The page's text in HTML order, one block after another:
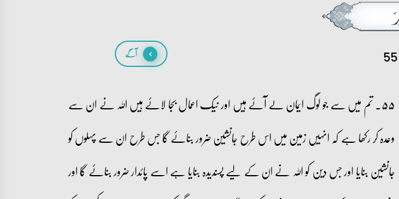
آگے
۵۵۔ تم میں سے جو لوگ ایمان لے آئے ہیں اور نیک اعمال بجا لائے ہیں اللہ نے ان سے
وعدہ کر رکھا ہے کہ انہیں زمین میں اس طرح جانشین ضرور بنائے گا جس طرح ان سے پہلوں کو
جانشین بنایا اور جس دین کو اللہ نے ان کے لیے پسندیدہ بنایا ہے اسے پائدار ضرور بنائے گا اور